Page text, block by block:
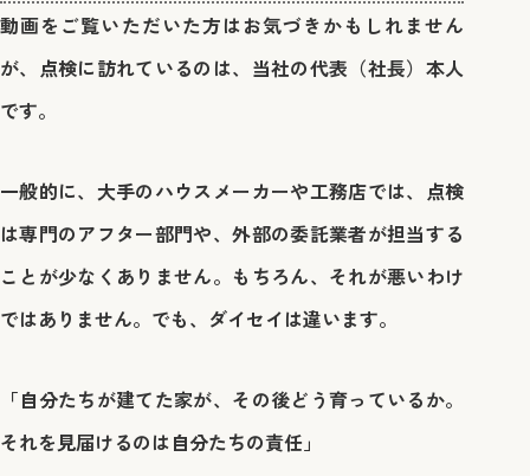
動画をご覧いただいた方はお気づきかもしれません
が、点検に訪れているのは、当社の代表（社長）本人
です。
一般的に、大手のハウスメーカーや工務店では、点検
は専門のアフター部門や、外部の委託業者が担当する
ことが少なくありません。もちろん、それが悪いわけ
ではありません。でも、ダイセイは違います。
「自分たちが建てた家が、その後どう育っているか。
それを見届けるのは自分たちの責任」